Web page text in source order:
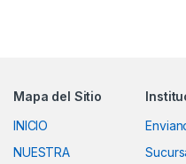
Mapa del Sitio
INICIO
NUESTRA